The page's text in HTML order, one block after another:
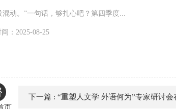
动。”一句话，够扎心吧？第四季度...
间：2025-08-25